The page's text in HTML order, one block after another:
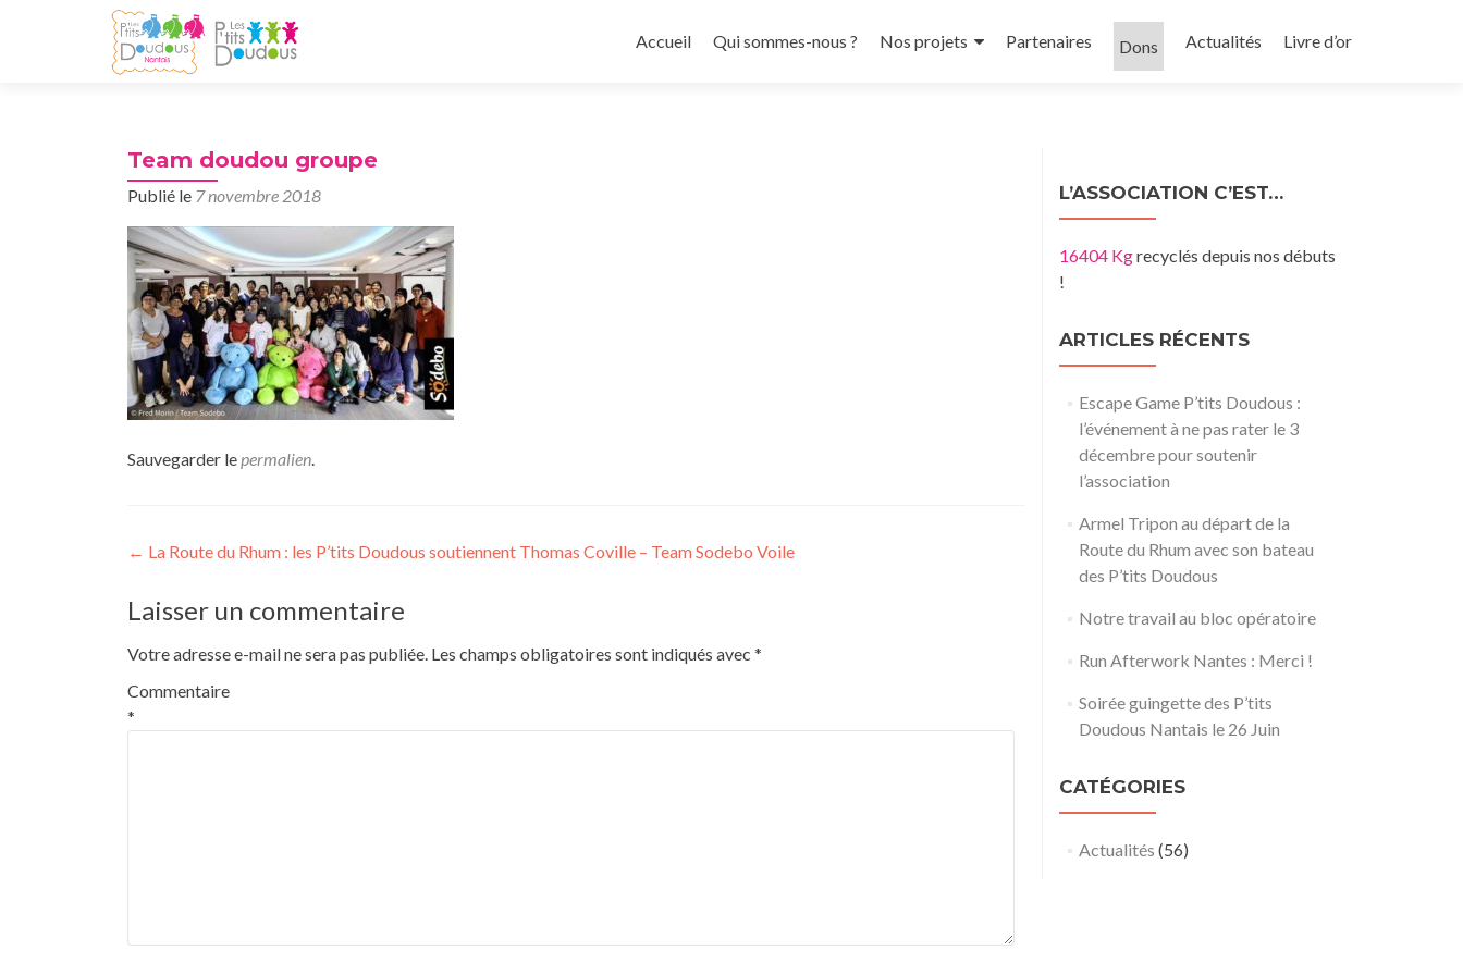
au
Accueil Qui sommes-nous ? Nos projets Partenaires Dons Actualités Livre d’or
Team doudou groupe
Publié le 7 novembre 2018
Sauvegarder lepermalien.
Navigation
de
l’article
← La Route du Rhum : les P’tits Doudous soutiennent Thomas Coville – Team Sodebo Voile
Laisser un commentaire
Votre adresse e-mail ne sera pas publiée. Les champs obligatoires sont indiqués avec *
Commentaire
*
L’ASSOCIATION C’EST…
16404 Kgrecyclés depuis nos débuts
!
ARTICLES RÉCENTS
Escape Game P’tits Doudous :
l’événement à ne pas rater le 3
décembre pour soutenir
l’association
Armel Tripon au départ de la
Route du Rhum avec son bateau
des P’tits Doudous
Notre travail au bloc opératoire
Run Afterwork Nantes : Merci !
Soirée guingette des P’tits
Doudous Nantais le 26 Juin
CATÉGORIES
Actualités (56)